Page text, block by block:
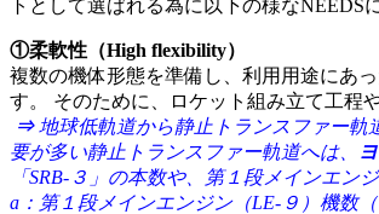
トとして選ばれる為に以下の様なNEEDS
①柔軟性（High flexibility）
複数の機体形態を準備し、利用用途にあ
す。 そのために、ロケット組み立て工程
⇒地球低軌道から静止トランスファー
要が多い静止トランスファー軌道へは、
「SRB-３」の本数や、第１段メインエ
a：第１段メインエンジン（LE-９）機数（